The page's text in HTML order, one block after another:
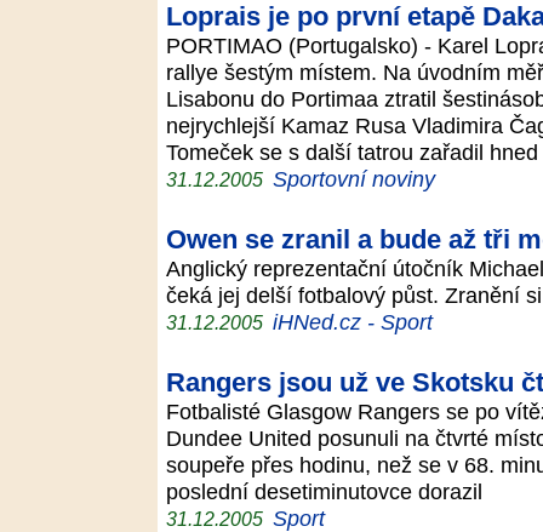
Loprais je po první etapě
PORTIMAO (Portugalsko) - Karel
rallye šestým místem. Na úvodním
Lisabonu do Portimaa ztratil
nejrychlejší Kamaz Rusa Vladimira
Tomeček se s další tatrou zařadil
31.12.2005 Sportovní noviny
Owen se zranil a bude až tři
Anglický reprezentační útočník
čeká jej delší fotbalový půst. Zranění
31.12.2005 iHNed.cz - Sport
Rangers jsou už ve Skotsku
Fotbalisté Glasgow Rangers se po
Dundee United posunuli na čtvrté
soupeře přes hodinu, než se v 68.
poslední desetiminutovce dorazil
31.12.2005 Sport